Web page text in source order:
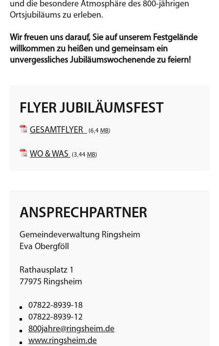
und die besondere Atmosphäre des 800-jährigen
Ortsjubiläums zu erleben.
Wir freuen uns darauf, Sie auf unserem Festgelände
willkommen zu heißen und gemeinsam ein
unvergessliches Jubiläumswochenende zu feiern!
FLYER JUBILÄUMSFEST
GESAMTFLYER (6,4 MB)
WO & WAS (3,44 MB)
ANSPRECHPARTNER
Gemeindeverwaltung Ringsheim
Eva Obergföll
Rathausplatz 1
77975 Ringsheim
07822-8939-18
07822-8939-12
800jahre@ringsheim.de
www.ringsheim.de